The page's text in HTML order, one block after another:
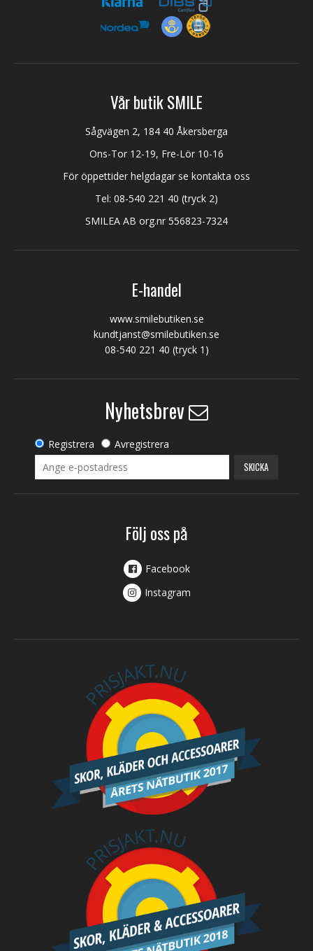
Vår butik SMILE
Sågvägen 2, 184 40 Åkersberga
Ons-Tor 12-19, Fre-Lör 10-16
För öppettider helgdagar se kontakta oss
Tel: 08-540 221 40 (tryck 2)
SMILEA AB org.nr 556823-7324
E-handel
www.smilebutiken.se
kundtjanst@smilebutiken.se
08-540 221 40 (tryck 1)
Nyhetsbrev
Registrera Avregistrera
SKICKA
Följ oss på
Facebook
Instagram